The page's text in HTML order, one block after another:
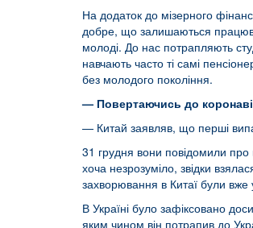
На додаток до мізерного
добре, що залишаються
молоді. До нас потрапляють
навчають часто ті самі
без молодого покоління.
— Повертаючись до
— Китай заявляв, що перші
31 грудня вони повідомили
хоча незрозуміло, звідки
захворювання в Китаї були вже
В Україні було зафіксовано
яким чином він потрапив до